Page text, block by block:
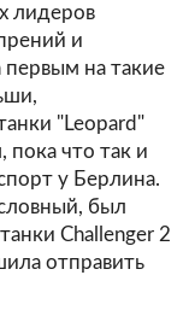
лидеров
и
первым на такие
"Leopard"
пока что так и
у Берлина.
был
Challenger 2
отправить